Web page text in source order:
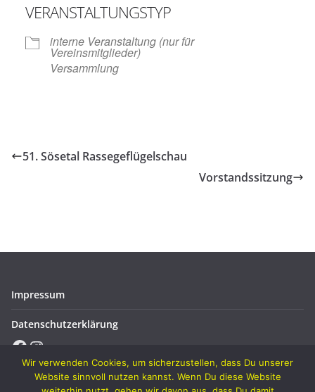
VERANSTALTUNGSTYP
interne Veranstaltung (nur für
Vereinsmitglieder)
Versammlung
51. Sösetal Rassegeflügelschau
Vorstandssitzung
Impressum
Datenschutzerklärung
Facebook
Instagram
Wir verwenden Cookies, um sicherzustellen, dass Du unserer
Website sinnvoll nutzen kannst. Wenn Du diese Website